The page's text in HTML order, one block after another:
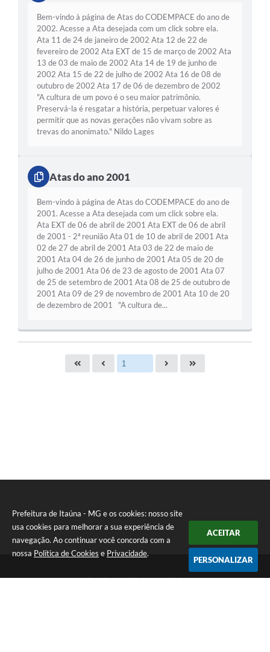
Prefeitura de Itaúna - MG e os cookies: nosso site
usa cookies para melhorar a sua experiência de
navegação. Ao continuar você concorda com a
nossa Política de Cookies e Privacidade.
ACEITAR
PERSONALIZAR
Bem-vindo à página de Atas do CODEMPACE do ano de
2002. Acesse a Ata desejada com um click sobre ela.
Ata 11 de 24 de janeiro de 2002 Ata 12 de 22 de
fevereiro de 2002 Ata EXT de 15 de março de 2002 Ata
13 de 03 de maio de 2002 Ata 14 de 19 de junho de
2002 Ata 15 de 22 de julho de 2002 Ata 16 de 08 de
outubro de 2002 Ata 17 de 06 de dezembro de 2002
"A cultura de um povo é o seu maior patrimônio.
Preservá-la é resgatar a história, perpetuar valores é
permitir que as novas gerações não vivam sobre as
trevas do anonimato." Nildo Lages
Atas do ano 2001
Bem-vindo à página de Atas do CODEMPACE do ano de
2001. Acesse a Ata desejada com um click sobre ela.
Ata EXT de 06 de abril de 2001 Ata EXT de 06 de abril
de 2001 - 2ª reunião Ata 01 de 10 de abril de 2001 Ata
02 de 27 de abril de 2001 Ata 03 de 22 de maio de
2001 Ata 04 de 26 de junho de 2001 Ata 05 de 20 de
julho de 2001 Ata 06 de 23 de agosto de 2001 Ata 07
de 25 de setembro de 2001 Ata 08 de 25 de outubro de
2001 Ata 09 de 29 de novembro de 2001 Ata 10 de 20
de dezembro de 2001 "A cultura de...
Telefone: (37) 3249-9500